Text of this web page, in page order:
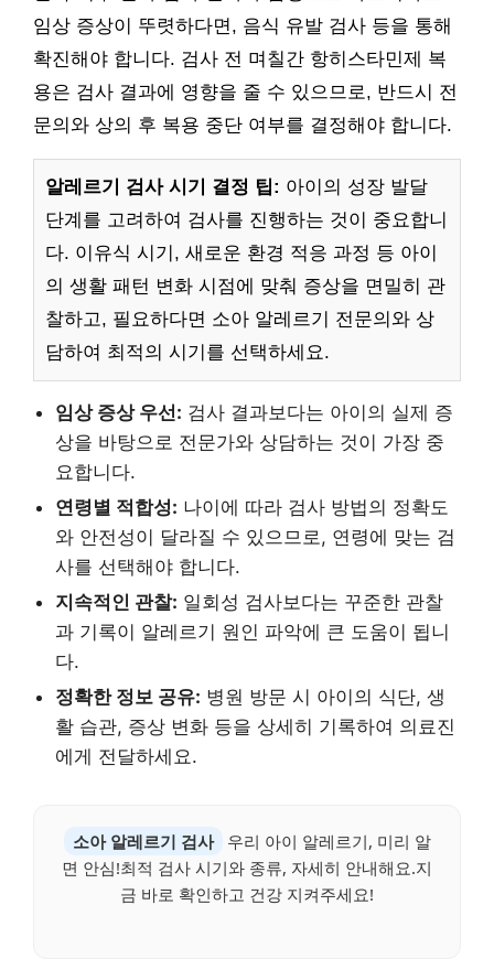
임상 증상이 뚜렷하다면, 음식 유발 검사 등을 통해
확진해야 합니다. 검사 전 며칠간 항히스타민제 복
용은 검사 결과에 영향을 줄 수 있으므로, 반드시 전
문의와 상의 후 복용 중단 여부를 결정해야 합니다.
알레르기 검사 시기 결정 팁: 아이의 성장 발달
단계를 고려하여 검사를 진행하는 것이 중요합니
다. 이유식 시기, 새로운 환경 적응 과정 등 아이
의 생활 패턴 변화 시점에 맞춰 증상을 면밀히 관
찰하고, 필요하다면 소아 알레르기 전문의와 상
담하여 최적의 시기를 선택하세요.
임상 증상 우선: 검사 결과보다는 아이의 실제 증
상을 바탕으로 전문가와 상담하는 것이 가장 중
요합니다.
연령별 적합성: 나이에 따라 검사 방법의 정확도
와 안전성이 달라질 수 있으므로, 연령에 맞는 검
사를 선택해야 합니다.
지속적인 관찰: 일회성 검사보다는 꾸준한 관찰
과 기록이 알레르기 원인 파악에 큰 도움이 됩니
다.
정확한 정보 공유: 병원 방문 시 아이의 식단, 생
활 습관, 증상 변화 등을 상세히 기록하여 의료진
에게 전달하세요.
소아 알레르기 검사
우리 아이 알레르기, 미리 알
면 안심!최적 검사 시기와 종류, 자세히 안내해요.지
금 바로 확인하고 건강 지켜주세요!